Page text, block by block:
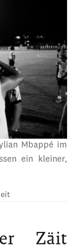
Mbappé im
ein kleiner,
Zäit